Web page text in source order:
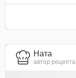
Ната
автор рецепта